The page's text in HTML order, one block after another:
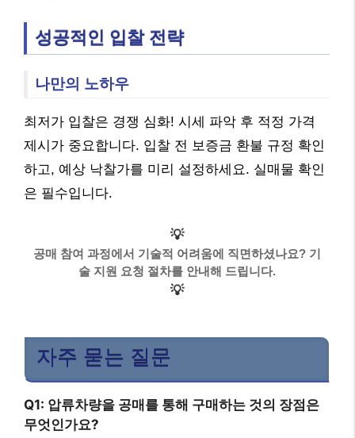
성공적인 입찰 전략
나만의 노하우
최저가 입찰은 경쟁 심화! 시세 파악 후 적정 가격
제시가 중요합니다. 입찰 전 보증금 환불 규정 확인
하고, 예상 낙찰가를 미리 설정하세요. 실매물 확인
은 필수입니다.
💡
공매 참여 과정에서 기술적 어려움에 직면하셨나요? 기
술 지원 요청 절차를 안내해 드립니다.
💡
자주 묻는 질문
Q1: 압류차량을 공매를 통해 구매하는 것의 장점은
무엇인가요?